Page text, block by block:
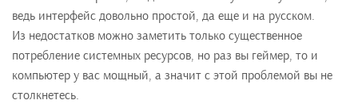
ведь интерфейс довольно простой, да еще и на русском.
Из недостатков можно заметить только существенное
потребление системных ресурсов, но раз вы геймер, то и
компьютер у вас мощный, а значит с этой проблемой вы не
столкнетесь.